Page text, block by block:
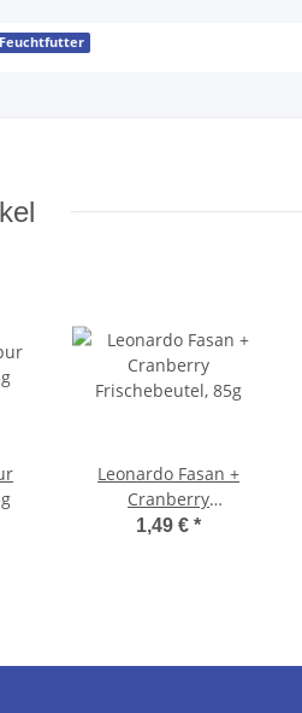
Feuchtfutter
Leonardo Fasan +
Cranberry
Frischebeutel, 85g
1,49 € *